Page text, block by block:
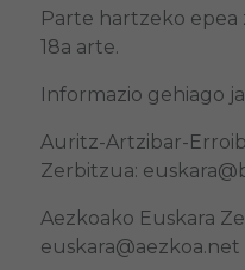
Parte hartzeko
18a arte.
Informazio gehiago
Auritz-Artzibar-
Zerbitzua:
Aezkoako Euskara
euskara@aezkoa.net